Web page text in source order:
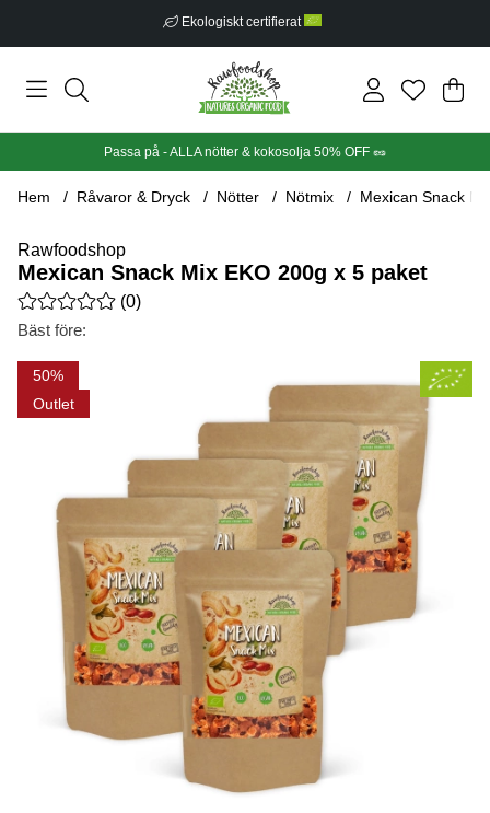
Ekologiskt certifierat
Din
.
Passa på - ALLA nötter & kokosolja 50% OFF 🥜
Hem Råvaror & Dryck Nötter Nötmix Mexican Snack
Rawfoodshop
Mexican Snack Mix EKO 200g x 5 paket
Medelbetyg 0 av 5 Antal betyg 0
(0)
Bäst före:
50
Outlet
Produktbilder Mexican Snack Mix EKO 200g x 5 paket